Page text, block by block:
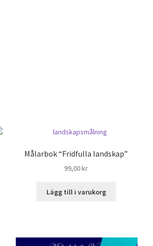
Målarbok “Fridfulla landskap”
99,00kr
Lägg till i varukorg